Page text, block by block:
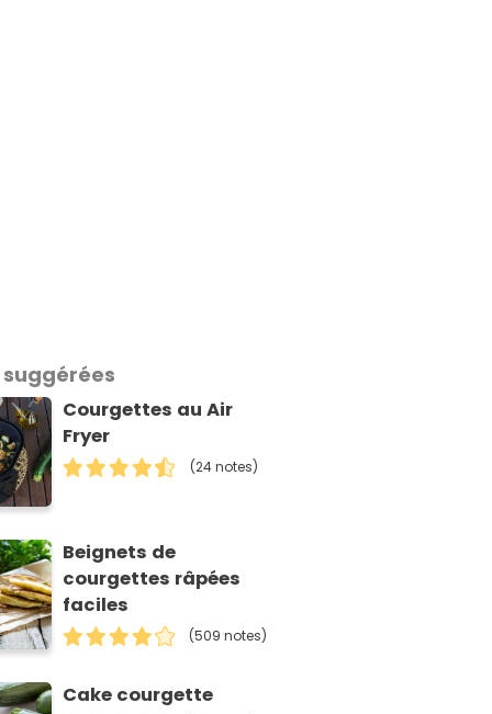
Courgettes au Air
Fryer
(24 notes)
Beignets de
courgettes râpées
faciles
(509 notes)
Cake courgette